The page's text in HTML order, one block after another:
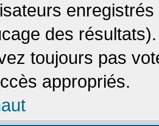
des
toujours pas
appropriés.